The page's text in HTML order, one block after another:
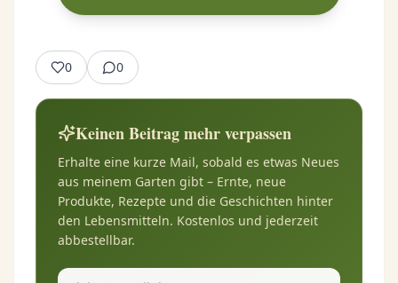
0 0
Keinen Beitrag mehr verpassen
Erhalte eine kurze Mail, sobald es etwas Neues
aus meinem Garten gibt – Ernte, neue
Produkte, Rezepte und die Geschichten hinter
den Lebensmitteln. Kostenlos und jederzeit
abbestellbar.